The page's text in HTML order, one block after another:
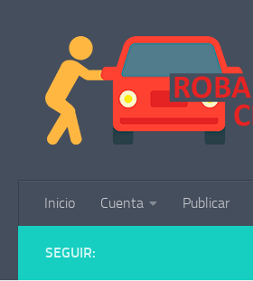
Inicio Cuenta Publicar
SEGUIR: